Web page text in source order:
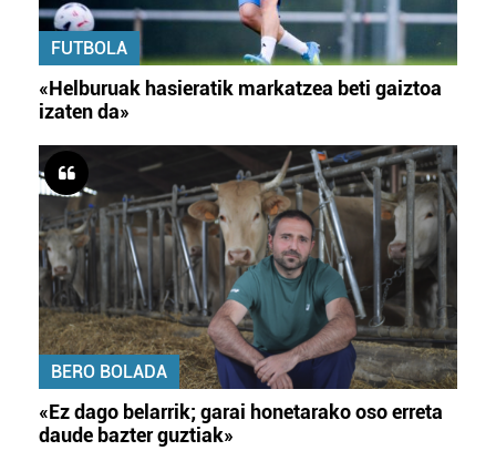
FUTBOLA
«Helburuak hasieratik markatzea beti gaiztoa
izaten da»
BERO BOLADA
«Ez dago belarrik; garai honetarako oso erreta
daude bazter guztiak»